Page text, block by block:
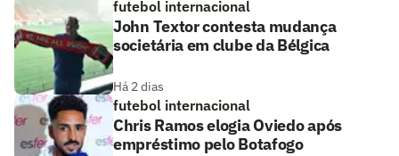
futebol internacional
John Textor contesta mudança
societária em clube da Bélgica
Há 2 dias
futebol internacional
Chris Ramos elogia Oviedo após
empréstimo pelo Botafogo